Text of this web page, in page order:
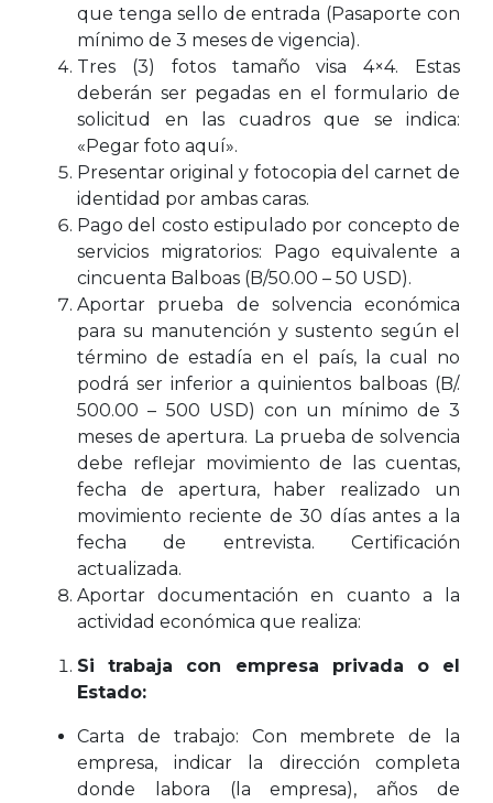
que tenga sello de entrada (Pasaporte con
mínimo de 3 meses de vigencia).
Tres (3) fotos tamaño visa 4×4. Estas
deberán ser pegadas en el formulario de
solicitud en las cuadros que se indica:
«Pegar foto aquí».
Presentar original y fotocopia del carnet de
identidad por ambas caras.
Pago del costo estipulado por concepto de
servicios migratorios: Pago equivalente a
cincuenta Balboas (B/50.00 – 50 USD).
Aportar prueba de solvencia económica
para su manutención y sustento según el
término de estadía en el país, la cual no
podrá ser inferior a quinientos balboas (B/.
500.00 – 500 USD) con un mínimo de 3
meses de apertura. La prueba de solvencia
debe reflejar movimiento de las cuentas,
fecha de apertura, haber realizado un
movimiento reciente de 30 días antes a la
fecha de entrevista. Certificación
actualizada.
Aportar documentación en cuanto a la
actividad económica que realiza:
Si trabaja con empresa privada o el
Estado:
Carta de trabajo: Con membrete de la
empresa, indicar la dirección completa
donde labora (la empresa), años de